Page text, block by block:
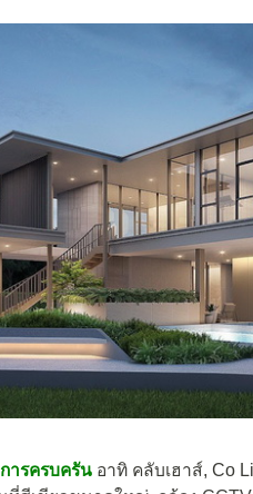
ารครบครัน อาทิ คลับเฮาส์, Co